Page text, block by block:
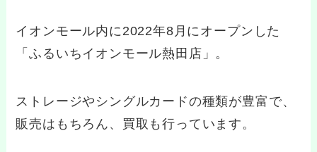
イオンモール内に2022年8月にオープンした
「ふるいちイオンモール熱田店」。
ストレージやシングルカードの種類が豊富で、
販売はもちろん、買取も行っています。